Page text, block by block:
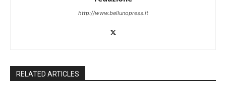
http://www.bellunopress.it
RELATED ARTICLES